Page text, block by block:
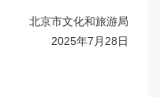
北京市文化和旅游局
2025年7月28日